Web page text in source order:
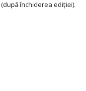
(după închiderea ediției).